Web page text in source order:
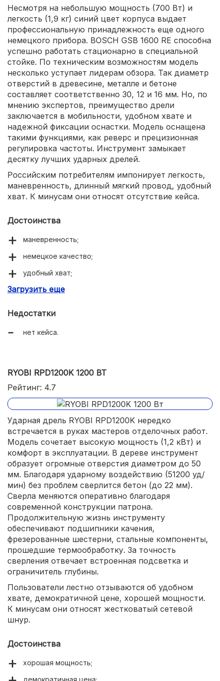
Несмотря на небольшую мощность (700 Вт) и
легкость (1,9 кг) синий цвет корпуса выдает
профессиональную принадлежность еще одного
немецкого прибора. BOSCH GSB 1600 RE способна
успешно работать стационарно в специальной
стойке. По техническим возможностям модель
несколько уступает лидерам обзора. Так диаметр
отверстий в древесине, металле и бетоне
составляет соответственно 30, 12 и 16 мм. Но, по
мнению экспертов, преимущество дрели
заключается в мобильности, удобном хвате и
надежной фиксации оснастки. Модель оснащена
такими функциями, как реверс и прецизионная
регулировка частоты. Инструмент замыкает
десятку лучших ударных дрелей.
Российским потребителям импонирует легкость,
маневренность, длинный мягкий провод, удобный
хват. К минусам они относят отсутствие кейса.
Достоинства
маневренность;
немецкое качество;
удобный хват;
длинный мягкий провод.
Загрузить еще
Недостатки
нет кейса.
RYOBI RPD1200K 1200 ВТ
Рейтинг: 4.7
Ударная дрель RYOBI RPD1200K нередко
встречается в руках мастеров отделочных работ.
Модель сочетает высокую мощность (1,2 кВт) и
комфорт в эксплуатации. В дереве инструмент
образует огромные отверстия диаметром до 50
мм. Благодаря ударному воздействию (51200 уд/
мин) без проблем сверлится бетон (до 22 мм).
Сверла меняются оперативно благодаря
современной конструкции патрона.
Продолжительную жизнь инструменту
обеспечивают подшипники качения,
фрезерованные шестерни, стальные компоненты,
прошедшие термообработку. За точность
сверления отвечает встроенная подсветка и
ограничитель глубины.
Пользователи лестно отзываются об удобном
хвате, демократичной цене, хорошей мощности.
К минусам они относят жестковатый сетевой
шнур.
Достоинства
хорошая мощность;